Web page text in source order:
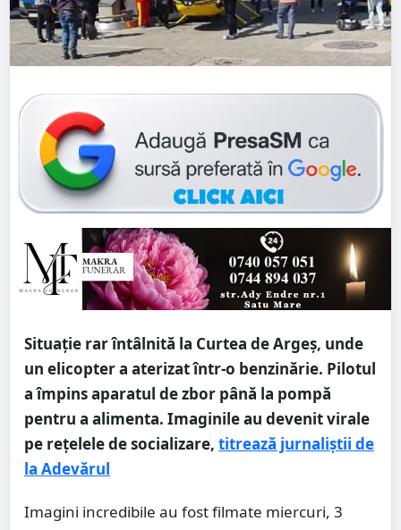
Situație rar întâlnită la Curtea de Argeș, unde
un elicopter a aterizat într-o benzinărie. Pilotul
a împins aparatul de zbor până la pompă
pentru a alimenta. Imaginile au devenit virale
pe rețelele de socializare, titrează jurnaliștii de
la Adevărul
Imagini incredibile au fost filmate miercuri, 3